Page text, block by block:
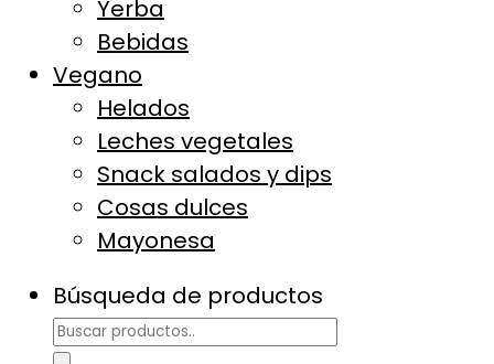
Yerba
Bebidas
Vegano
Helados
Leches vegetales
Snack salados y dips
Cosas dulces
Mayonesa
Búsqueda de productos